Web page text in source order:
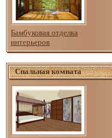
Бамбуковая отделка
интерьеров
Спальная комната